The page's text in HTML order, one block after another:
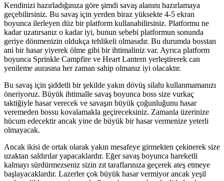
Kendinizi hazırladığınıza göre şimdi savaş alanını hazırlamaya
geçebilirsiniz. Bu savaş için yerden biraz yüksekte 4-5 ekran
boyunca ilerleyen düz bir platform kullanabilirsiniz. Platformu ne
kadar uzatırsanız o kadar iyi, bunun sebebi platformun sonunda
geriye dönmenizin oldukça tehlikeli olmasıdır. Bu durumda bosstan
ani bir hasar yiyerek ölme gibi bir ihtimaliniz var. Ayrıca platform
boyunca Sprinkle Campfire ve Heart Lantern yerleştirerek can
yenileme aurasına her zaman sahip olmanız iyi olacaktır.
Bu savaş için şiddetli bir şekilde yakın dövüş silahı kullanmamanızı
öneriyoruz. Büyük ihtimalle savaş boyunca boss size vurkaç
taktiğiyle hasar verecek ve savaşın büyük çoğunluğunu hasar
veremeden bossu kovalamakla geçireceksiniz. Zamanla üzerinize
hücum edecektir ancak yine de büyük bir hasar vermenize yeterli
olmayacak.
Ancak ikisi de ortak olarak yakın mesafeye girmekten çekinerek size
uzaktan saldırılar yapacaklardır. Eğer savaş boyunca hareketli
kalmayı sürdürmezseniz sizin zıt taraflarınıza geçerek ateş etmeye
başlayacaklardır. Lazerler çok büyük hasar vermiyor ancak yeşil